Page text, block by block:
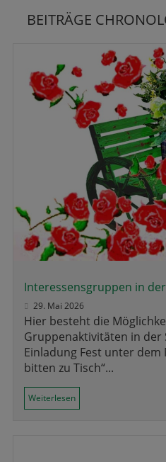
BEITRÄGE
Interessensgruppen in
29. Mai 2026
Hier besteht die
Gruppenaktivitäten in der
Einladung Fest unter dem
bitten zu Tisch“...
Weiterlesen